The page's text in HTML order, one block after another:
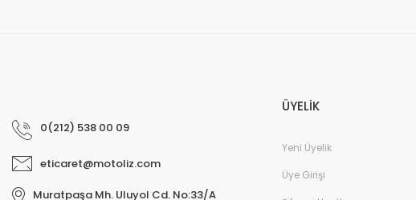
0(212) 538 00 09
eticaret@motoliz.com
Muratpaşa Mh. Uluyol Cd. No:33/A
ÜYELİK
Yeni Üyelik
Üye Girişi